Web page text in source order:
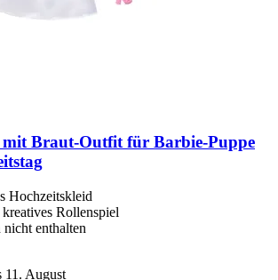
mit Braut-​Outfit für Barbie-​Puppe
Hochzeitskleid
Rollenspiel
nicht enthalten
11. August